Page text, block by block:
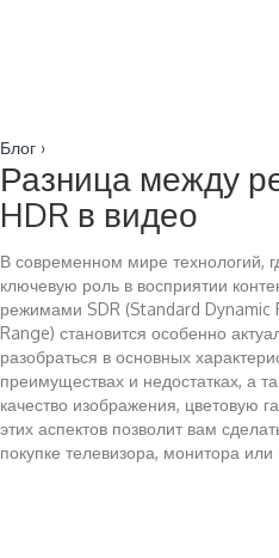
Блог ›
Разница между
HDR в видео
В современном мире технологий,
ключевую роль в восприятии
режимами SDR (Standard Dynamic
Range) становится особенно
разобраться в основных
преимуществах и недостатках, а
качество изображения, цветовую
этих аспектов позволит вам
покупке телевизора, монитора